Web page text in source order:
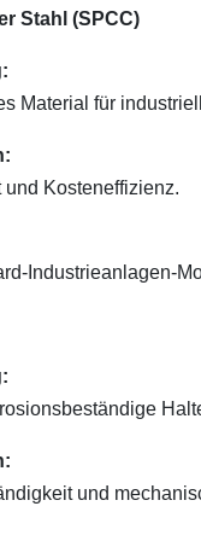
Stahl (SPCC)
Material für
Kosteneffizienz.
Industrieanlagen-
und